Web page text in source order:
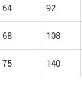
64 92
68 108
75 140